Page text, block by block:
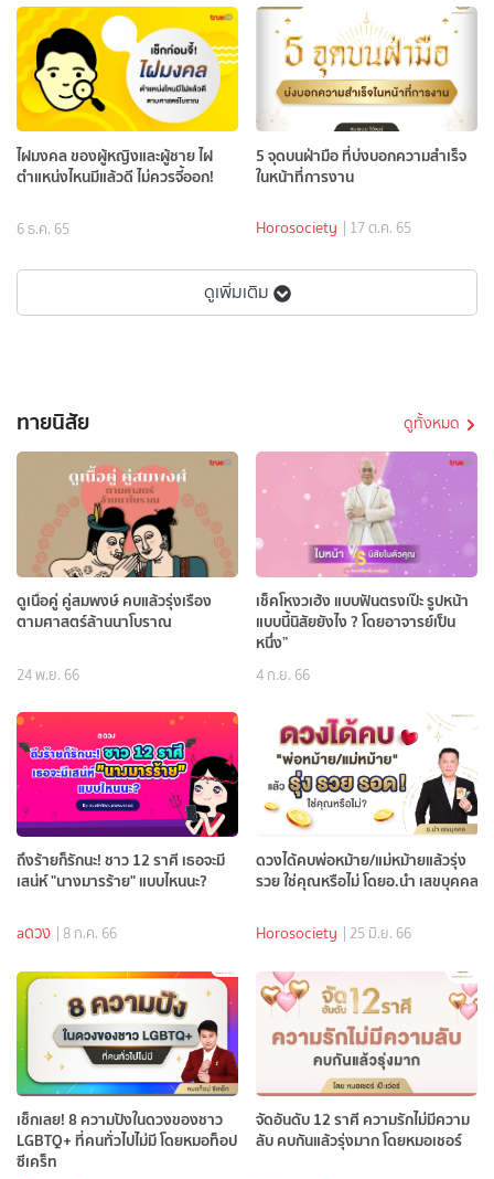
ไฝมงคล ของผู้หญิงและผู้ชาย ไฝ
ตำแหน่งไหนมีแล้วดี ไม่ควรจี้ออก!
6 ธ.ค. 65
5 จุดบนฝ่ามือ ที่บ่งบอกความสำเร็จ
ในหน้าที่การงาน
Horosociety | 17 ต.ค. 65
ดูเพิ่มเติม
ทายนิสัย ดูทั้งหมด
ดูเนื้อคู่ คู่สมพงษ์ คบแล้วรุ่งเรือง
ตามศาสตร์ล้านนาโบราณ
24 พ.ย. 66
เช็คโหงวเฮ้ง แบบฟันตรงเป๊ะ รูปหน้า
แบบนี้นิสัยยังไง ? โดยอาจารย์เป็น
หนึ่ง”
4 ก.ย. 66
ถึงร้ายก็รักนะ! ชาว 12 ราศี เธอจะมี
เสน่ห์ "นางมารร้าย" แบบไหนนะ?
aดวง | 8 ก.ค. 66
ดวงได้คบพ่อหม้าย/แม่หม้ายแล้วรุ่ง
รวย ใช่คุณหรือไม่ โดยอ.นำ เสขบุคคล
Horosociety | 25 มิ.ย. 66
เช็กเลย! 8 ความปังในดวงของชาว
LGBTQ+ ที่คนทั่วไปไม่มี โดยหมอท็อป
ซีเคร็ท
จัดอันดับ 12 ราศี ความรักไม่มีความ
ลับ คบกันแล้วรุ่งมาก โดยหมอเชอร์